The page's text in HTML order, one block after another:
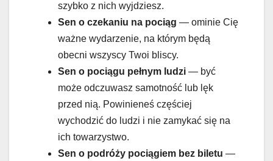
szybko z nich wyjdziesz.
Sen o czekaniu na pociąg — ominie Cię
ważne wydarzenie, na którym będą
obecni wszyscy Twoi bliscy.
Sen o pociągu pełnym ludzi — być
może odczuwasz samotność lub lęk
przed nią. Powinieneś częściej
wychodzić do ludzi i nie zamykać się na
ich towarzystwo.
Sen o podróży pociągiem bez biletu —